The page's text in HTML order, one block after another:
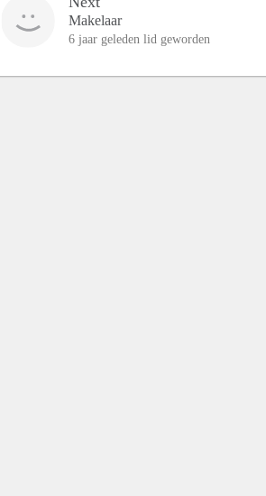
Makelaar
6 jaar geleden lid geworden